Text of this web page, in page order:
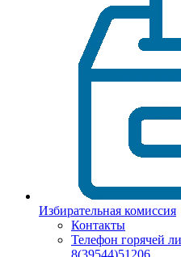
Избирательная комиссия
Контакты
Телефон горячей
8(39544)51206